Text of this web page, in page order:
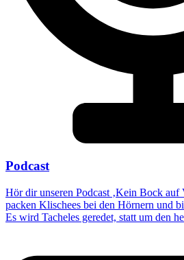
Podcast
Hör dir unseren Podcast ‚Kein Bock auf
packen Klischees bei den Hörnern und
Es wird Tacheles geredet, statt um den